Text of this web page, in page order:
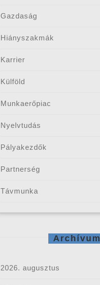
Gazdaság
Hiányszakmák
Karrier
Külföld
Munkaerőpiac
Nyelvtudás
Pályakezdők
Partnerség
Távmunka
Archívum
2026. augusztus